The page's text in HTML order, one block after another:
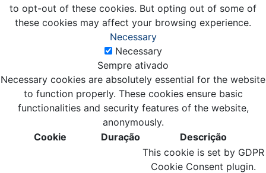
to opt-out of these cookies. But opting out of some of
these cookies may affect your browsing experience.
Necessary
Necessary
Sempre ativado
Necessary cookies are absolutely essential for the website
to function properly. These cookies ensure basic
functionalities and security features of the website,
anonymously.
Cookie
Duração Descrição
This cookie is set by GDPR
Cookie Consent plugin.